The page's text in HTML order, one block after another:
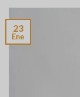
23
Ene